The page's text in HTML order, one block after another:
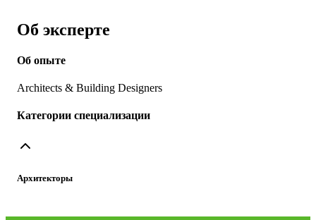
Об эксперте
Об опыте
Architects & Building Designers
Категории специализации
Архитекторы